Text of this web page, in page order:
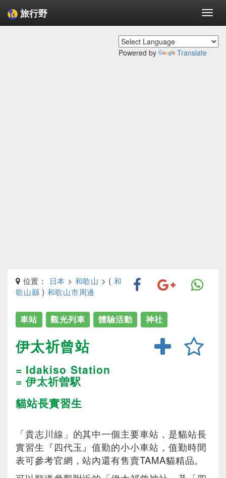
旅行野
Powered by Translate
位置： 日本 > 和歌山 > ( 和
歌山縣 ) 和歌山市周邊
車站 觀光列車 體驗活動 神社
伊太祈曾站
= Idakiso Station
= 伊太祈曽駅
貓站長實習生
「貴志川線」的其中一個主要車站，是貓站長
實習生『四代玉』值勤的小小車站，值勤時間
表可參考官網，站內還有售賣TAMA貓精品。